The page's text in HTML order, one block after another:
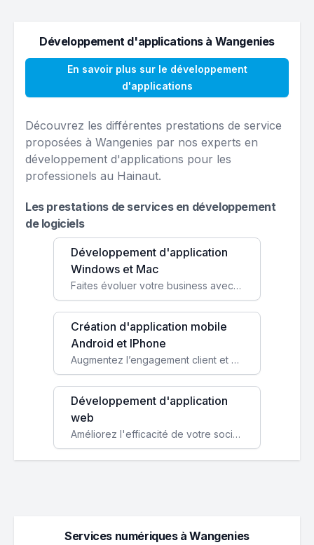
Développement d'applications à Wangenies
En savoir plus sur le développement
d'applications
Découvrez les différentes prestations de service
proposées à Wangenies par nos experts en
développement d'applications pour les
professionels au Hainaut.
Les prestations de services en développement
de logiciels
Développement d'application
Windows et Mac
Faites évoluer votre business avec des solutions logicielles personnalisées, parfaitement adaptées à vos besoins spécifiques.
Création d'application mobile
Android et IPhone
Augmentez l’engagement client et simplifiez vos processus avec une application mobile sur mesure, disponible sur iOS et Android.
Développement d'application
web
Améliorez l'efficacité de votre société avec une application web personnalisée accessible partout et tout le temps.
Services numériques à Wangenies